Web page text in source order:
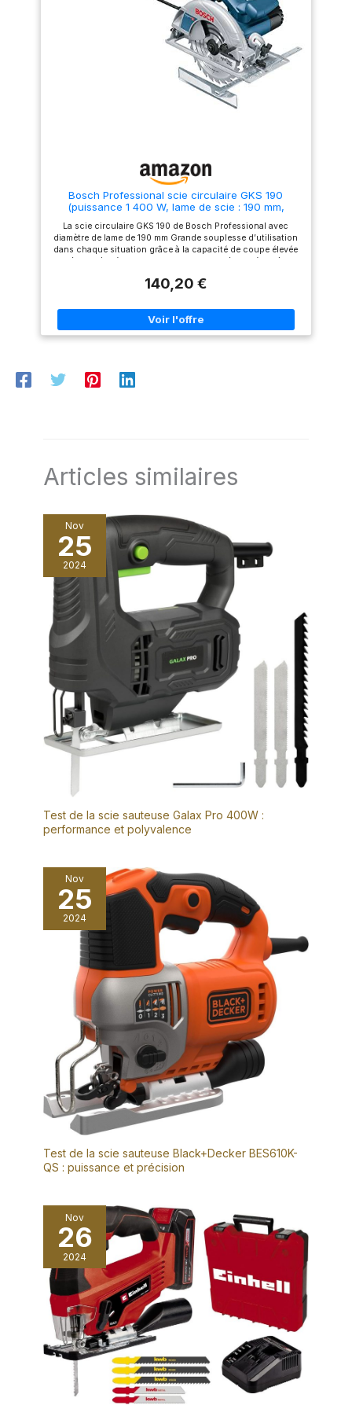
Speedline Wood (diamètre 190
mm), butée parallèle, carton
Bosch Professional scie circulaire GKS 190
(puissance 1 400 W, lame de scie : 190 mm,
carbure, adaptateur d’aspiration, butée parallèle,
clé six pans mâle)
La scie circulaire GKS 190 de Bosch Professional avec
diamètre de lame de 190 mm Grande souplesse d’utilisation
dans chaque situation grâce à la capacité de coupe élevée
(70 mm) et à la fonction d’inclinaison (jusqu’à 56°)
grâce au puissant moteur de 1 400 W. Régime à vide : 5 500
prise en main et maniabilité Livré avec : GKS 190, lame au
carbure, adaptateur d’aspiration, butée parallèle, clé six
pans mâle
140,20 €
Articles similaires
Nov
25
2024
Test de la scie sauteuse Galax Pro 400W :
performance et polyvalence
Nov
25
2024
Test de la scie sauteuse Black+Decker BES610K-
QS : puissance et précision
Nov
26
2024